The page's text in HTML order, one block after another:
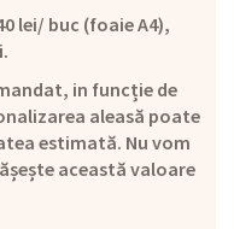
lei/ buc (foaie A4),
in funcție de
aleasă poate
estimată. Nu vom
această valoare